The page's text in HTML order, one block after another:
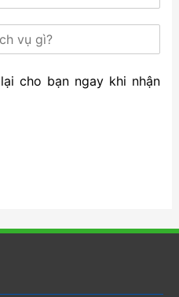
cho bạn ngay khi nhận